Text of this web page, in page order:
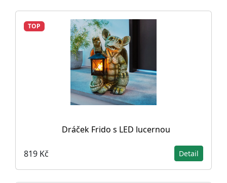
TOP
Dráček Frido s LED lucernou
819 Kč Detail